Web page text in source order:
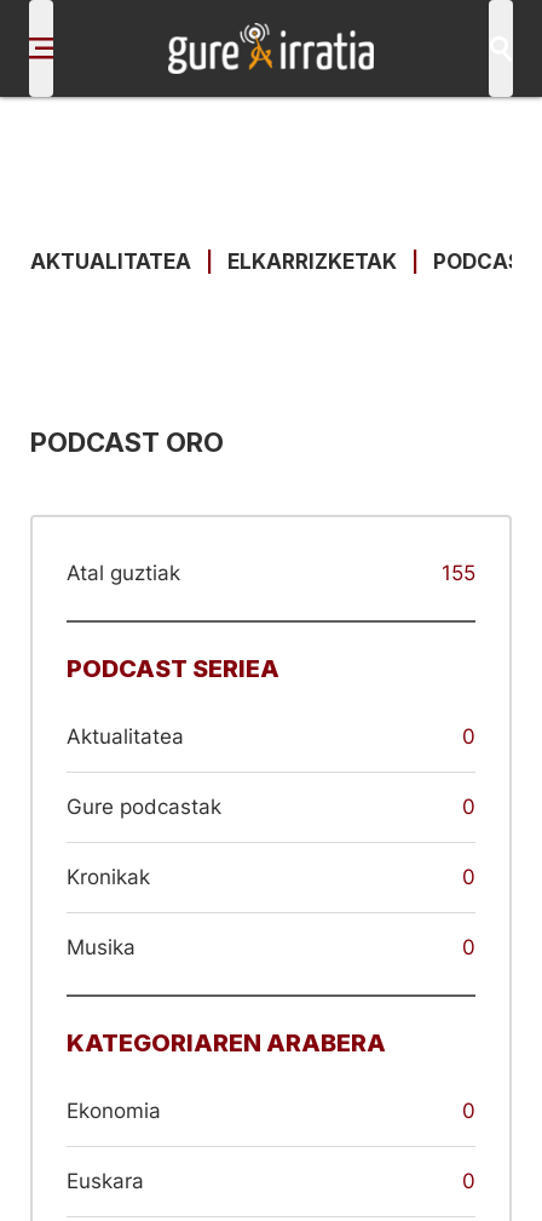
AKTUALITATEA ELKARRIZKETAK
PODCAST ORO
Atal guztiak 155
PODCAST SERIEA
Aktualitatea 0
Gure podcastak 0
Kronikak 0
Musika 0
KATEGORIAREN ARABERA
Ekonomia 0
Euskara 0